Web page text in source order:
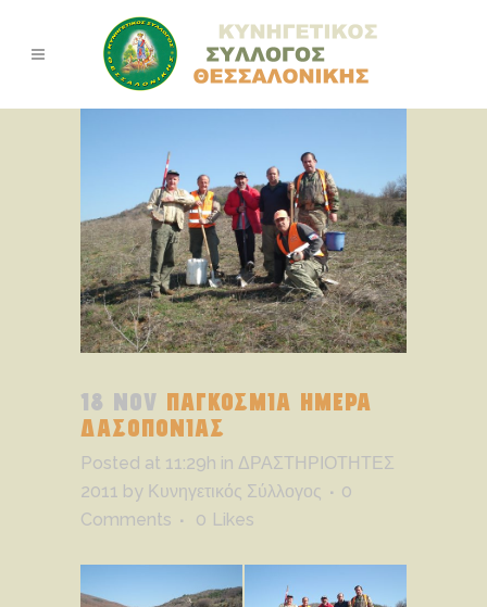
18 NOV ΠΑΓΚΟΣΜΙΑ ΗΜΕΡΑ
ΔΑΣΟΠΟΝΙΑΣ
Posted at 11:29h in ΔΡΑΣΤΗΡΙΟΤΗΤΕΣ
2011 by Κυνηγετικός Σύλλογος
0
Comments
0 Likes